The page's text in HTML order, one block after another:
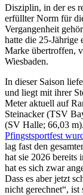
Disziplin, in der es
erfüllter Norm für
Vergangenheit
hatte die 25-Jährige
Marke übertroffen,
Wiesbaden.
In dieser Saison
und liegt mit ihrer
Meter aktuell auf
Steinacker (TSV
(SV Halle; 66,03
Pfingstsportfest
lag fast den
hat sie 2026 bereits
hat es sich zwar
Dass es aber jetzt
nicht gerechnet“, ist